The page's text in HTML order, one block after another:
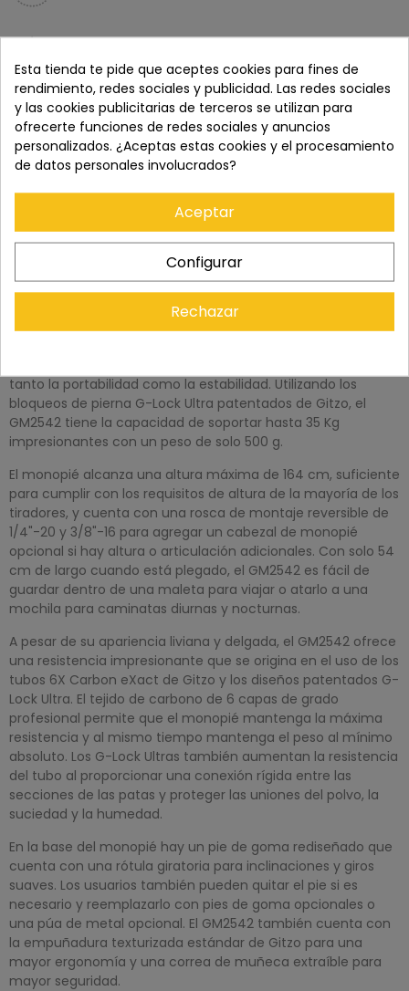
del pedido, para solicitar la devolución.
tanto la portabilidad como la estabilidad. Utilizando los
bloqueos de pierna G-Lock Ultra patentados de Gitzo, el
GM2542 tiene la capacidad de soportar hasta 35 Kg
impresionantes con un peso de solo 500 g.
El monopié alcanza una altura máxima de 164 cm, suficiente
para cumplir con los requisitos de altura de la mayoría de los
tiradores, y cuenta con una rosca de montaje reversible de
1/4"-20 y 3/8"-16 para agregar un cabezal de monopié
opcional si hay altura o articulación adicionales. Con solo 54
cm de largo cuando está plegado, el GM2542 es fácil de
guardar dentro de una maleta para viajar o atarlo a una
mochila para caminatas diurnas y nocturnas.
A pesar de su apariencia liviana y delgada, el GM2542 ofrece
una resistencia impresionante que se origina en el uso de los
tubos 6X Carbon eXact de Gitzo y los diseños patentados G-
Lock Ultra. El tejido de carbono de 6 capas de grado
profesional permite que el monopié mantenga la máxima
resistencia y al mismo tiempo mantenga el peso al mínimo
absoluto. Los G-Lock Ultras también aumentan la resistencia
del tubo al proporcionar una conexión rígida entre las
secciones de las patas y proteger las uniones del polvo, la
suciedad y la humedad.
En la base del monopié hay un pie de goma rediseñado que
cuenta con una rótula giratoria para inclinaciones y giros
suaves. Los usuarios también pueden quitar el pie si es
necesario y reemplazarlo con pies de goma opcionales o
una púa de metal opcional. El GM2542 también cuenta con
la empuñadura texturizada estándar de Gitzo para una
mayor ergonomía y una correa de muñeca extraíble para
mayor seguridad.
Esta tienda te pide que aceptes cookies para fines de
rendimiento, redes sociales y publicidad. Las redes sociales
y las cookies publicitarias de terceros se utilizan para
ofrecerte funciones de redes sociales y anuncios
personalizados. ¿Aceptas estas cookies y el procesamiento
de datos personales involucrados?
Aceptar
Configurar
Rechazar